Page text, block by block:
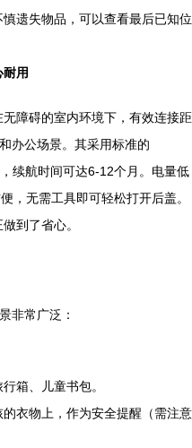
遗失物品，可以查看最后已知位
用
障碍的室内环境下，有效连接距
办公场景。其采用标准的
续航时间可达6-12个月。电量低
，无需工具即可轻松打开后盖。
到了省心。
非常广泛：
箱、儿童书包。
的衣物上，作为安全提醒（需注意